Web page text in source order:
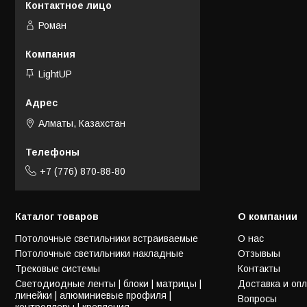
Роман
LightUP
Алматы, Казахстан
+7 (776) 870-88-80
Каталог товаров
Потолочные светильники встраиваемые
Потолочные светильники накладные
Трековые системы
Светодиодные ленты | блоки | матрицы |
линейки | алюминиевые профиля |
О компании
О нас
Отзывыы
Контакты
Доставка и
Вопросы